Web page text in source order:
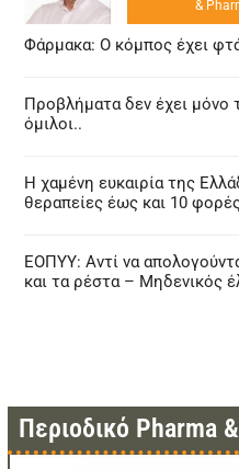
&
Φάρμακα: Ο κόμπος έχει
Προβλήματα δεν έχει μόνο
όμιλοι..
Η χαμένη ευκαιρία της
θεραπείες έως και 10
ΕΟΠΥΥ: Αντί να
και τα ρέστα – Μηδενικός
Περιοδικό Pharma